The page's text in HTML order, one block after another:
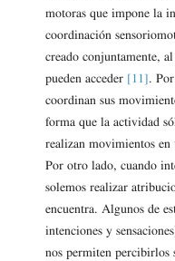
motoras que impone la
coordinación
creado conjuntamente,
pueden acceder [11] .
coordinan sus
forma que la actividad
realizan movimientos en
Por otro lado, cuando
solemos realizar
encuentra. Algunos de
intenciones y
nos permiten percibirlos